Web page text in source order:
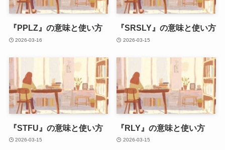
『PPLZ』の意味と使い方
2026-03-16
『SRSLY』の意味と使い方
2026-03-15
『STFU』の意味と使い方
2026-03-15
『RLY』の意味と使い方
2026-03-15